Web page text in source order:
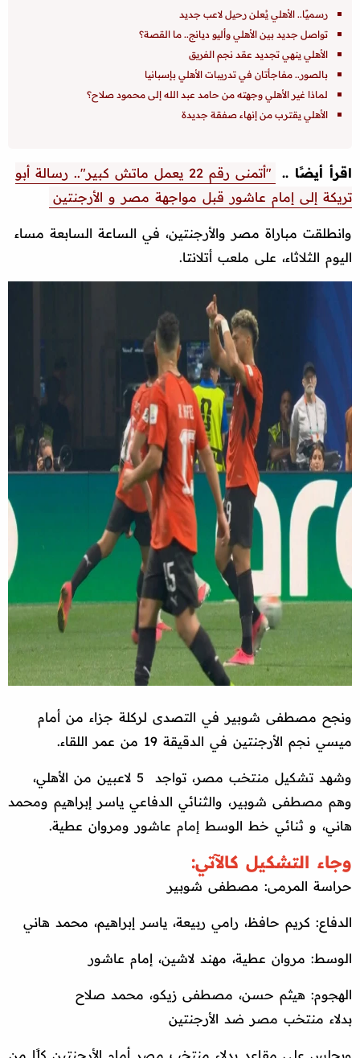
رسميًا.. الأهلي يُعلن رحيل لاعب جديد
تواصل جديد بين الأهلي وأليو ديانج.. ما القصة؟
الأهلي ينهي تجديد عقد نجم الفريق
بالصور.. مفاجأتان في تدريبات الأهلي بإسبانيا
لماذا غير الأهلي وجهته من حامد عبد الله إلى محمود صلاح؟
الأهلي يقترب من إنهاء صفقة جديدة
اقرأ أيضًا ..
"أتمنى رقم 22 يعمل ماتش كبير".. رسالة أبو
تريكة إلى إمام عاشور قبل مواجهة مصر و الأرجنتين
وانطلقت مباراة مصر والأرجنتين، في الساعة السابعة مساء
اليوم الثلاثاء، على ملعب أتلانتا.
ونجح مصطفى شوبير في التصدى لركلة جزاء من أمام
ميسي نجم الأرجنتين في الدقيقة 19 من عمر اللقاء.
وشهد تشكيل منتخب مصر، تواجد 5 لاعبين من الأهلي،
وهم مصطفى شوبير، والثنائي الدفاعي ياسر إبراهيم ومحمد
هاني، و ثنائي خط الوسط إمام عاشور ومروان عطية.
وجاء التشكيل كالآتي:
حراسة المرمى: مصطفى شوبير
الدفاع: كريم حافظ، رامي ربيعة، ياسر إبراهيم، محمد هاني
الوسط: مروان عطية، مهند لاشين، إمام عاشور
الهجوم: هيثم حسن، مصطفى زيكو، محمد صلاح
بدلاء منتخب مصر ضد الأرجنتين
ويجلس على مقاعد بدلاء منتخب مصر أمام الأرجنتين كلًا من